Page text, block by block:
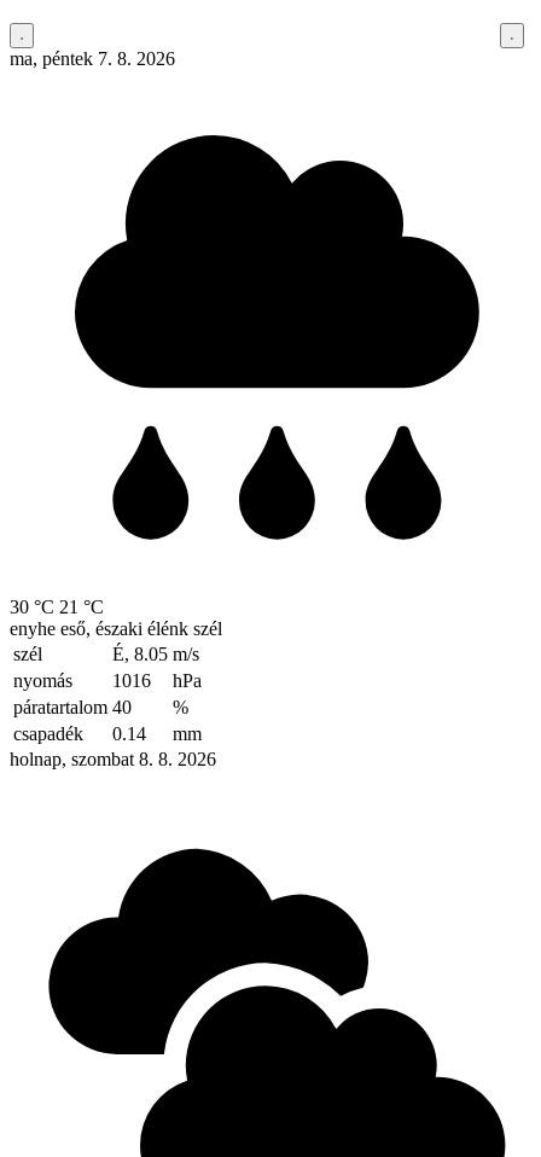
ma, péntek 7. 8. 2026
30 °C 21 °C
enyhe eső, északi élénk szél
szél
É, 8.05 m/s
nyomás
1016
hPa
páratartalom 40
%
csapadék
0.14
mm
holnap, szombat 8. 8. 2026